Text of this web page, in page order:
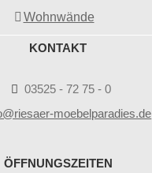
Wohnwände
KONTAKT
03525 - 72 75 - 0
moebelparadies.de
ÖFFNUNGSZEITEN